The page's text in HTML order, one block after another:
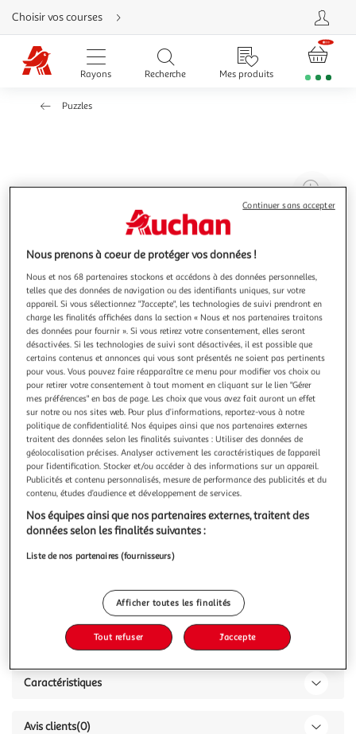
Aller
directement
au
contenu
Aller
directement
Aller
la
Choisir vos courses
Rayons Recherche Mes produits
Puzzles
MGM
Puzzle 3D requin blanc 72pcs national geographic
Le puzzle 3D Requin Blanc de National Geographic offre à
votre enfant une aventure éducative captivante et vous
permettant d'explorer le monde mystérieux des prédateurs
marins. Parfaitement conçu pour les jeunes esprits curieux
et créatifs, ce modèle de 72 pièces propose une difficulté de
En savoir +
Vous voulez connaître le prix de ce produit ?
Afficher le prix
Description
Caractéristiques
Avis clients(0)
Nous prenons à coeur de protéger vos données !
Nous et nos 68 partenaires stockons et accédons à des données personnelles,
telles que des données de navigation ou des identifiants uniques, sur votre
appareil. Si vous sélectionnez "J'accepte", les technologies de suivi prendront en
charge les finalités affichées dans la section « Nous et nos partenaires traitons
des données pour fournir ». Si vous retirez votre consentement, elles seront
désactivées. Si les technologies de suivi sont désactivées, il est possible que
certains contenus et annonces qui vous sont présentés ne soient pas pertinents
pour vous. Vous pouvez faire réapparaître ce menu pour modifier vos choix ou
pour retirer votre consentement à tout moment en cliquant sur le lien "Gérer
mes préférences" en bas de page. Les choix que vous avez fait auront un effet
sur notre ou nos sites web. Pour plus d’informations, reportez-vous à notre
politique de confidentialité. Nos équipes ainsi que nos partenaires externes
traitent des données selon les finalités suivantes : Utiliser des données de
géolocalisation précises. Analyser activement les caractéristiques de l’appareil
pour l’identification. Stocker et/ou accéder à des informations sur un appareil.
Publicités et contenu personnalisés, mesure de performance des publicités et du
contenu, études d’audience et développement de services.
Nos équipes ainsi que nos partenaires externes, traitent des
données selon les finalités suivantes :
Liste de nos partenaires (fournisseurs)
Afficher toutes les finalités
Tout refuser J'accepte
Continuer sans accepter